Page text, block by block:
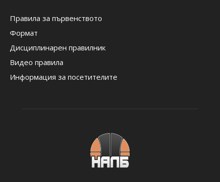
Правила за първенството
Формат
Дисциплинарен правилник
Видео правила
Информация за посетителите